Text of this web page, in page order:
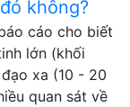
không?
cáo cho biết
lớn (khối
xa (10 - 20
quan sát về